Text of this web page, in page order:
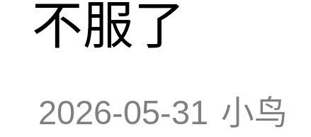
不服了
2026-05-31 小鸟